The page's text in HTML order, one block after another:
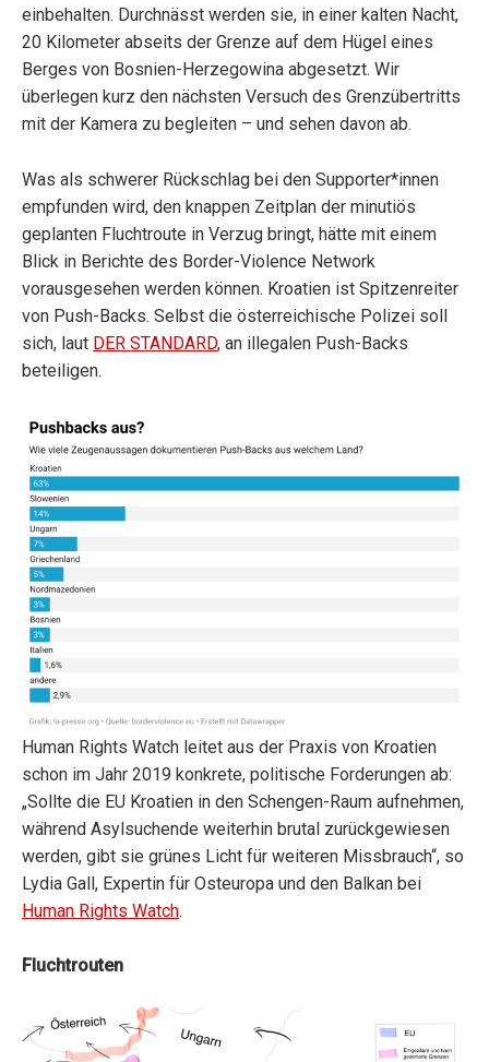
einbehalten. Durchnässt werden sie, in einer kalten Nacht,
20 Kilometer abseits der Grenze auf dem Hügel eines
Berges von Bosnien-Herzegowina abgesetzt. Wir
überlegen kurz den nächsten Versuch des Grenzübertritts
mit der Kamera zu begleiten – und sehen davon ab.
Was als schwerer Rückschlag bei den Supporter*innen
empfunden wird, den knappen Zeitplan der minutiös
geplanten Fluchtroute in Verzug bringt, hätte mit einem
Blick in Berichte des Border-Violence Network
vorausgesehen werden können. Kroatien ist Spitzenreiter
von Push-Backs. Selbst die österreichische Polizei soll
sich, laut DER STANDARD, an illegalen Push-Backs
beteiligen.
Human Rights Watch leitet aus der Praxis von Kroatien
schon im Jahr 2019 konkrete, politische Forderungen ab:
„Sollte die EU Kroatien in den Schengen-Raum aufnehmen,
während Asylsuchende weiterhin brutal zurückgewiesen
werden, gibt sie grünes Licht für weiteren Missbrauch“, so
Lydia Gall, Expertin für Osteuropa und den Balkan bei
Human Rights Watch.
Fluchtrouten